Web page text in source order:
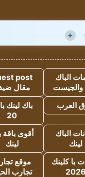
+
الباك
والجيست
post
مقال
العرب
باك لينك
20
الباك
لينك
أقوى باقة
لينك
با كلينك
2026
موقع
تجارب